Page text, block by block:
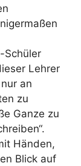
Schüler
Lehrer
an
zu
Ganze zu
Händen,
Blick auf